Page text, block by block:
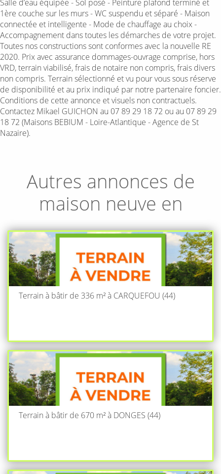
Salle d’eau équipée - Sol posé - Peinture plafond terminé et
1ère couche sur les murs - WC suspendu et séparé - Maison
connectée et intelligente - Mode de chauffage au choix -
Accompagnement dans toutes les démarches de votre projet.
Toutes nos constructions sont conformes avec la nouvelle RE
2020. Prix avec assurance dommages-ouvrage comprise, hors
VRD, terrain viabilisé, frais de notaire non compris, frais divers
non compris. Terrain sélectionné et vu pour vous sous réserve
de disponibilité et au prix indiqué par notre partenaire foncier.
Conditions de cette annonce et visuels non contractuels.
Contactez Mikael GUICHON au 07 89 29 18 72 ou au 07 89 29
18 72 (Maisons BEBIUM - Loire-Atlantique - Agence de St
Nazaire).
Autres annonces de
maison neuve en
Terrain à bâtir de 336 m² à CARQUEFOU (44)
Terrain à bâtir de 670 m² à DONGES (44)